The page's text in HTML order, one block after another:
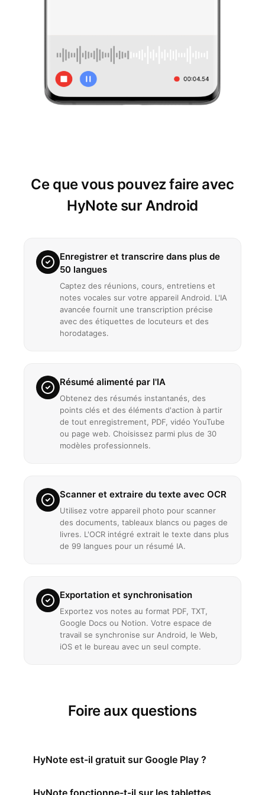
Ce que vous pouvez faire avec
HyNote sur Android
Enregistrer et transcrire dans plus de
50 langues
Captez des réunions, cours, entretiens et
notes vocales sur votre appareil Android. L'IA
avancée fournit une transcription précise
avec des étiquettes de locuteurs et des
horodatages.
Résumé alimenté par l'IA
Obtenez des résumés instantanés, des
points clés et des éléments d'action à partir
de tout enregistrement, PDF, vidéo YouTube
ou page web. Choisissez parmi plus de 30
modèles professionnels.
Scanner et extraire du texte avec OCR
Utilisez votre appareil photo pour scanner
des documents, tableaux blancs ou pages de
livres. L'OCR intégré extrait le texte dans plus
de 99 langues pour un résumé IA.
Exportation et synchronisation
Exportez vos notes au format PDF, TXT,
Google Docs ou Notion. Votre espace de
travail se synchronise sur Android, le Web,
iOS et le bureau avec un seul compte.
Foire aux questions
HyNote est-il gratuit sur Google Play ?
HyNote fonctionne-t-il sur les tablettes